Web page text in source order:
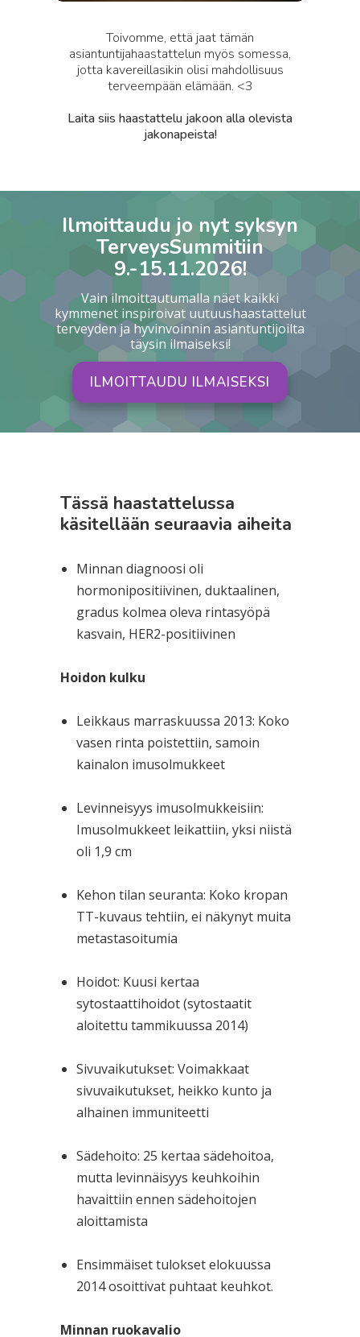
Toivomme, että jaat tämän
asiantuntijahaastattelun myös somessa,
jotta kavereillasikin olisi mahdollisuus
terveempään elämään. <3
Laita siis haastattelu jakoon alla olevista
jakonapeista!
Ilmoittaudu jo nyt syksyn
TerveysSummitiin
9.-15.11.2026!
Vain ilmoittautumalla näet kaikki
kymmenet inspiroivat uutuushaastattelut
terveyden ja hyvinvoinnin asiantuntijoilta
täysin ilmaiseksi!
ILMOITTAUDU ILMAISEKSI
Tässä haastattelussa
käsitellään seuraavia aiheita
Minnan diagnoosi oli
hormonipositiivinen, duktaalinen,
gradus kolmea oleva rintasyöpä
kasvain, HER2-positiivinen
Hoidon kulku
Leikkaus marraskuussa 2013: Koko
vasen rinta poistettiin, samoin
kainalon imusolmukkeet
Levinneisyys imusolmukkeisiin:
Imusolmukkeet leikattiin, yksi niistä
oli 1,9 cm
Kehon tilan seuranta: Koko kropan
TT-kuvaus tehtiin, ei näkynyt muita
metastasoitumia
Hoidot: Kuusi kertaa
sytostaattihoidot (sytostaatit
aloitettu tammikuussa 2014)
Sivuvaikutukset: Voimakkaat
sivuvaikutukset, heikko kunto ja
alhainen immuniteetti
Sädehoito: 25 kertaa sädehoitoa,
mutta levinnäisyys keuhkoihin
havaittiin ennen sädehoitojen
aloittamista
Ensimmäiset tulokset elokuussa
2014 osoittivat puhtaat keuhkot.
Minnan ruokavalio